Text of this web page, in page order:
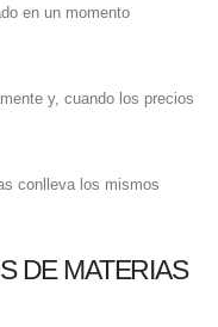
en un momento
y, cuando los precios
conlleva los mismos
DE MATERIAS